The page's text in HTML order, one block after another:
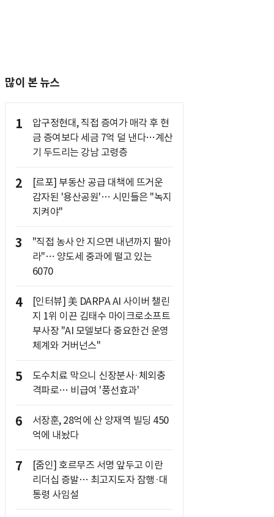
많이 본 뉴스
1
압구정현대, 직접 증여가 매각 후 현
금 증여보다 세금 7억 덜 낸다…계산
기 두드리는 강남 고령층
2
[르포] 부동산 공급 대책에 뜨거운
감자된 '용산공원'… 시민들은 "녹지
지켜야"
3
"직접 농사 안 지으면 내년까지 팔아
라"… 양도세 중과에 떨고 있는
6070
4
[인터뷰] 美 DARPA AI 사이버 챌린
지 1위 이끈 김태수 마이크로소프트
부사장 "AI 모델보다 중요한건 운영
체계와 거버넌스"
5
도수치료 막으니 신장분사·체외충
격파로… 비급여 '풍선효과'
6
서장훈, 28억에 산 양재역 빌딩 450
억에 내놨다
7
[줌인] 호르무즈 서명 앞두고 이란
리더십 증발… 최고지도자 잠행·대
통령 사임설